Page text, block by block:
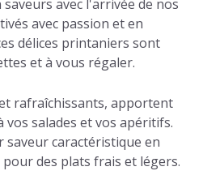
avec l'arrivée de nos
avec passion et en
délices printaniers sont
et à vous régaler.
rafraîchissants, apportent
salades et vos apéritifs.
saveur caractéristique en
des plats frais et légers.